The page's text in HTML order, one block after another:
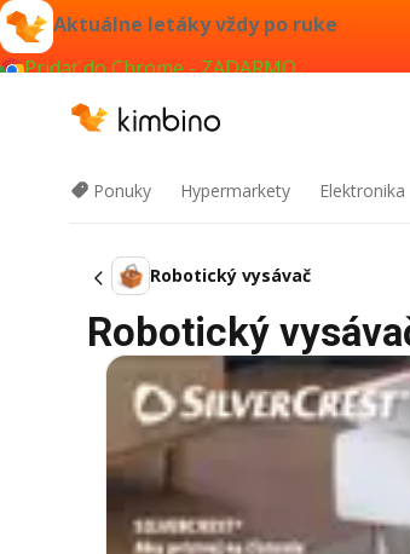
Aktuálne letáky vždy po ruke
Pridať do Chrome - ZADARMO
Ponuky Hypermarkety Elektronika
Robotický vysávač
Robotický